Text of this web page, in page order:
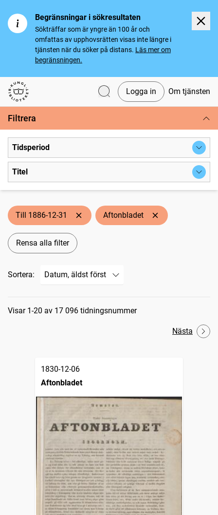
Begränsningar i sökresultaten
Sökträffar som är yngre än 100 år och
omfattas av upphovsrätten visas inte längre i
tjänsten när du söker på distans. Läs mer om
begränsningen.
Svenska tidningar
Logga in Om tjänsten
Filtrera
Tidsperiod
Titel
Till 1886-12-31 Aftonbladet
Rensa alla filter
Sortera:
Sökresultat
Visar 1-20 av 17 096 tidningsnummer
Nästa
1830-12-06
Aftonbladet